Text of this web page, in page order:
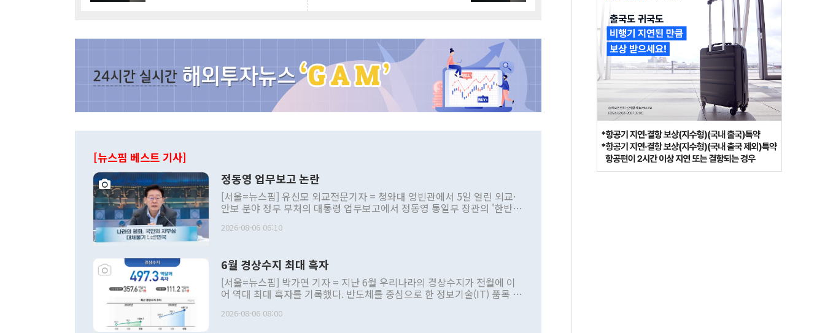
[뉴스핌 베스트 기사]
정동영 업무보고 논란
[서울=뉴스핌] 유신모 외교전문기자 = 청와대 영빈관에서 5일 열린 외교·
안보 분야 정부 부처의 대통령 업무보고에서 정동영 통일부 장관의 '한반도
발언 중에는 정부 내 조율을 거치지 않은 사안을 정책으로 추진하겠다고 공
주의적 희망에 근거한 비현실적 구상'이라는 비판을 내놨다. 그동안 정 장
관의 대북 정책 관련 발언이 물의를 빚은 적은 여러 번 있지만 대통령과 유
관 부처 장관이 공개적으로 부정적 입장을 표명한 것은 이례적이다. 정 장
관의 무리한 대북 접근법과 월권을 제어해야 한다는 목소리도 높아지고 있
다. [정동영 통일부 장관이 지난달 23일 오후 서울 종로구 정부서울청사에
2026-08-06 06:10
6월 경상수지 최대 흑자
[서울=뉴스핌] 박가연 기자 = 지난 6월 우리나라의 경상수지가 전월에 이
어 역대 최대 흑자를 기록했다. 반도체를 중심으로 한 정보기술(IT) 품목 수
료=한국은행] 한국은행이 6일 발표한 '2026년 6월 국제수지(잠정)'에 따르
2026-08-06 08:00